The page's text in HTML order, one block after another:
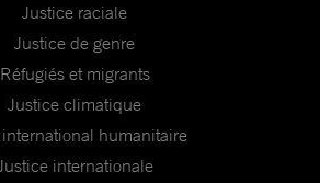
Justice raciale
Justice de genre
Réfugiés et migrants
Justice climatique
humanitaire
internationale